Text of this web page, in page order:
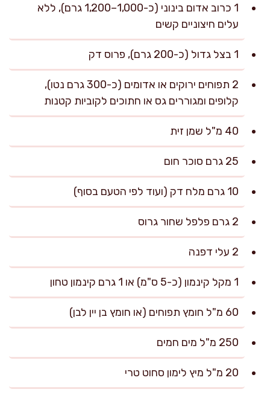
1 כרוב אדום בינוני (כ-1,000–1,200 גרם), ללא
עלים חיצוניים קשים
1 בצל גדול (כ-200 גרם), פרוס דק
2 תפוחים ירוקים או אדומים (כ-300 גרם נטו),
קלופים ומגוררים גס או חתוכים לקוביות קטנות
40 מ"ל שמן זית
25 גרם סוכר חום
10 גרם מלח דק (ועוד לפי הטעם בסוף)
2 גרם פלפל שחור גרוס
2 עלי דפנה
1 מקל קינמון (כ-5 ס"מ) או 1 גרם קינמון טחון
60 מ"ל חומץ תפוחים (או חומץ בן יין לבן)
250 מ"ל מים חמים
20 מ"ל מיץ לימון סחוט טרי